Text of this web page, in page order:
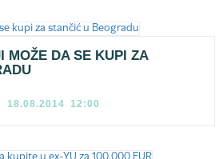
MOŽE DA SE KUPI ZA
18.08.2014 12:00